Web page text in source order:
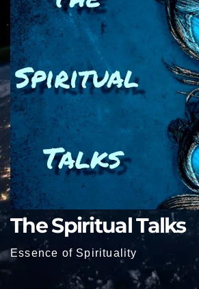
The Spiritual Talks
Essence of Spirituality